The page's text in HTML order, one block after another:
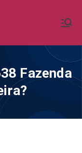
BR
de Ônibus de todo o
Fazenda